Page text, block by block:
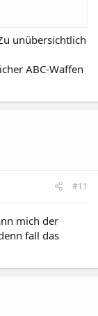
unübersichtlich
ABC-Waffen
#11
mich der
fall das